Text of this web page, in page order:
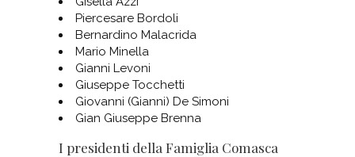
Piercesare Bordoli
Bernardino Malacrida
Mario Minella
Gianni Levoni
Giuseppe Tocchetti
Giovanni (Gianni) De Simoni
Gian Giuseppe Brenna
I presidenti della Famiglia Comasca